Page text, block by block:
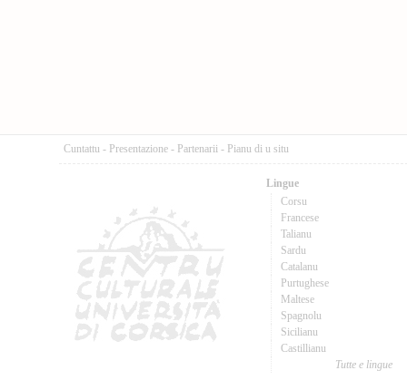
Cuntattu - Presentazione - Partenarii - Pianu di u situ
Lingue
Corsu
Francese
Talianu
Sardu
Catalanu
Purtughese
Maltese
Spagnolu
Sicilianu
Castillianu
Tutte e lingue